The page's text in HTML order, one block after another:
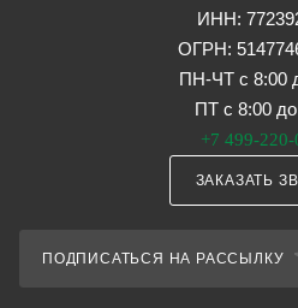
ИНН:
ОГРН:
ПН-ЧТ с 8:00
ПТ с 8:00
+7 499-220-
ЗАКАЗАТЬ
ПОДПИСАТЬСЯ НА РАССЫЛКУ